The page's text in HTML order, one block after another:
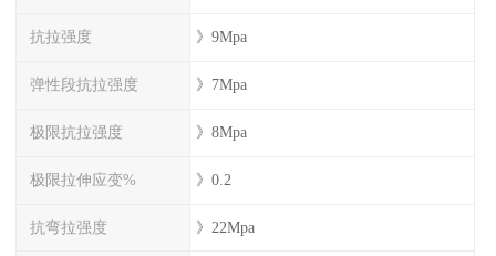
抗拉强度 》9Mpa
弹性段抗拉强度 》7Mpa
极限抗拉强度 》8Mpa
极限拉伸应变% 》0.2
抗弯拉强度 》22Mpa